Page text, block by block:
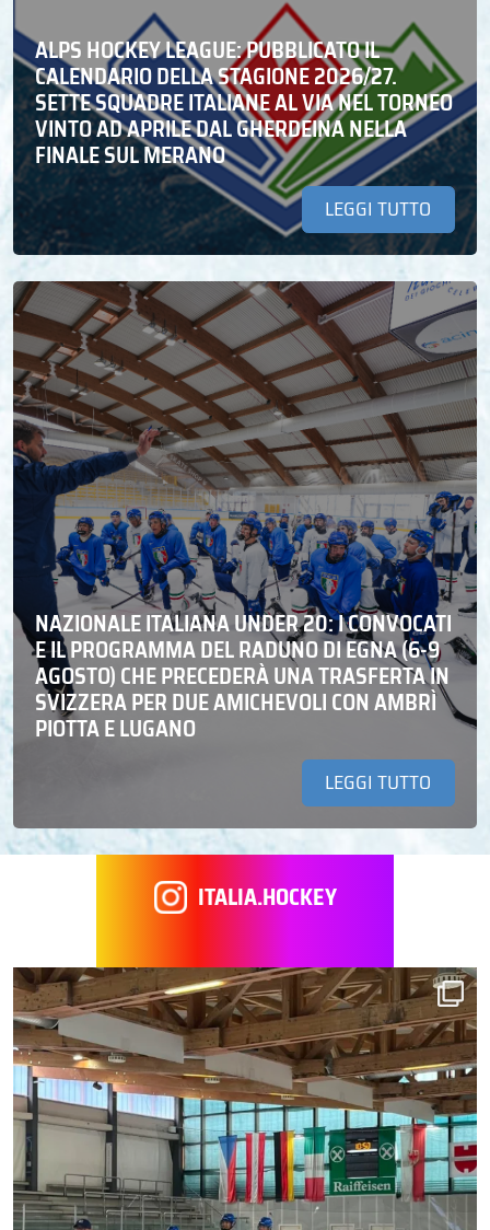
ALPS HOCKEY LEAGUE: PUBBLICATO IL
CALENDARIO DELLA STAGIONE 2026/27.
SETTE SQUADRE ITALIANE AL VIA NEL TORNEO
VINTO AD APRILE DAL GHERDEINA NELLA
FINALE SUL MERANO
LEGGI TUTTO
NAZIONALE ITALIANA UNDER 20: I CONVOCATI
E IL PROGRAMMA DEL RADUNO DI EGNA (6-9
AGOSTO) CHE PRECEDERÀ UNA TRASFERTA IN
SVIZZERA PER DUE AMICHEVOLI CON AMBRÌ
PIOTTA E LUGANO
LEGGI TUTTO
ITALIA.HOCKEY